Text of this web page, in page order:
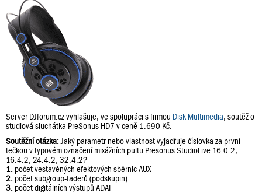
Server DJforum.cz vyhlašuje, ve spolupráci s firmou Disk Multimedia, soutěž o
studiová sluchátka PreSonus HD7 v ceně 1.690 Kč.
Soutěžní otázka: Jaký parametr nebo vlastnost vyjadřuje číslovka za první
tečkou v typovém označení mixážních pultu Presonus StudioLive 16.0.2,
16.4.2, 24.4.2, 32.4.2?
1. počet vestavěných efektových sběrnic AUX
2. počet subgroup-faderů (podskupin)
3. počet digitálních výstupů ADAT